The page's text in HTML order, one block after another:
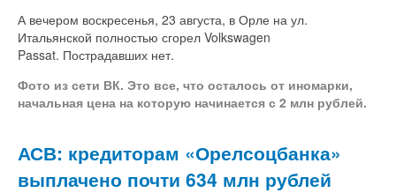
А вечером воскресенья, 23 августа, в Орле на ул.
Итальянской полностью сгорел Volkswagen
Passat. Пострадавших нет.
Фото из сети ВК. Это все, что осталось от иномарки,
начальная цена на которую начинается с 2 млн рублей.
АСВ: кредиторам «Орелсоцбанка»
выплачено почти 634 млн рублей